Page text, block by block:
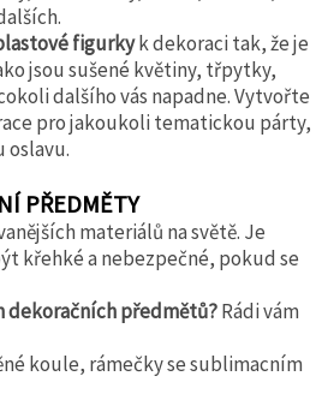
figurkyk dekoraci tak, že je
jsou sušené květiny, třpytky,
dalšího vás napadne. Vytvořte
pro jakoukoli tematickou párty,
oslavu.
PŘEDMĚTY
materiálů na světě. Je
křehké a nebezpečné, pokud se
dekoračních předmětů?Rádi vám
koule, rámečky se sublimacním